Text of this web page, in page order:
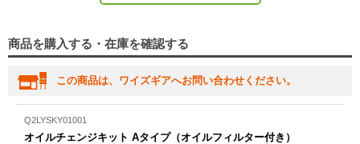
商品を購入する・在庫を確認する
この商品は、ワイズギアへお問い合わせください。
Q2LYSKY01001
オイルチェンジキット Aタイプ（オイルフィルター付き）